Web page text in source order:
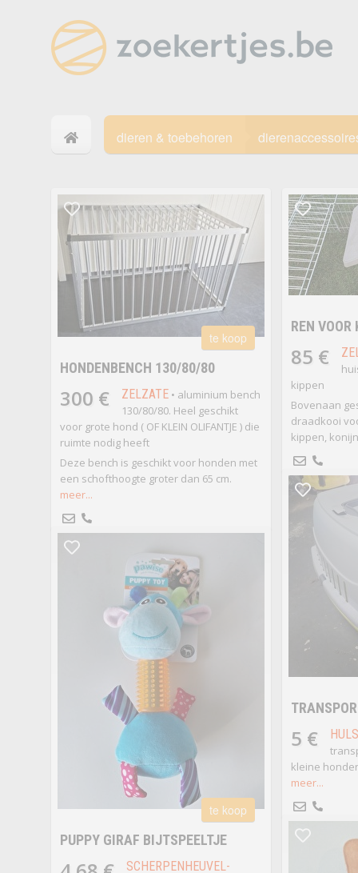
dieren & toebehoren
te koop
HONDENBENCH 130/80/80
300 € ZELZATE• aluminium bench
130/80/80. Heel geschikt
voor grote hond ( OF KLEIN OLIFANTJE ) die
ruimte nodig heeft
Deze bench is geschikt voor honden met
een schofthoogte groter dan 65 cm.
meer...
REN VOOR
85 €
kippen
Bovenaan
draadkooi
kippen,
5 €
kleine
meer...
te koop
PUPPY GIRAF BIJTSPEELTJE
SCHERPENHEUVEL-